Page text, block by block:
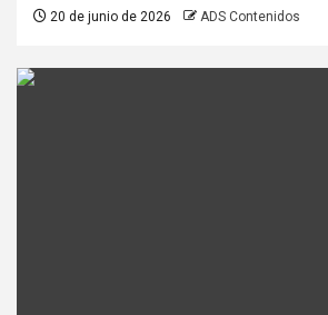
20 de junio de 2026 ADS Contenidos